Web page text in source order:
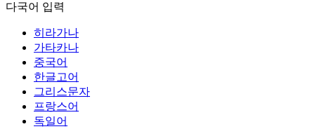
다국어 입력
히라가나
가타카나
중국어
한글고어
그리스문자
프랑스어
독일어